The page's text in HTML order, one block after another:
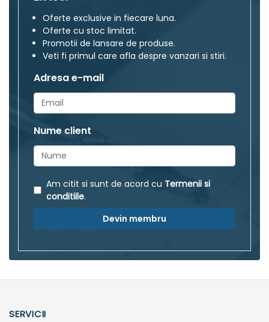
Oferte exclusive in fiecare luna.
Oferte cu stoc limitat.
Promotii de lansare de produse.
Veti fi primul care afla despre vanzari si stiri.
Adresa e-mail
Nume client
Am citit si sunt de acord cu Termenii si
conditiile.
Devin membru
SERVICII